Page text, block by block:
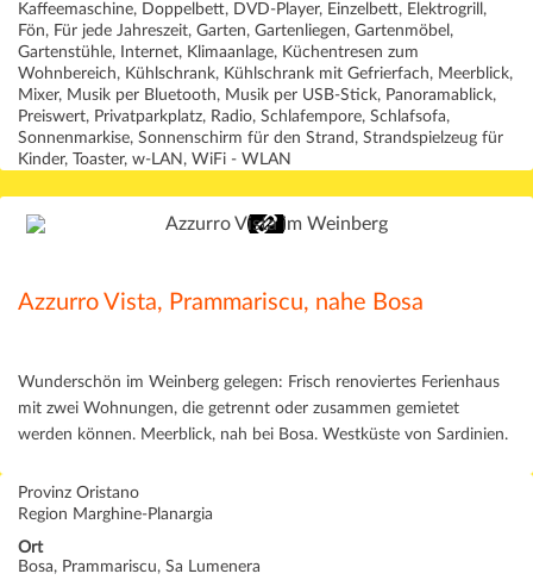
Kaffeemaschine, Doppelbett, DVD-Player, Einzelbett, Elektrogrill,
Fön, Für jede Jahreszeit, Garten, Gartenliegen, Gartenmöbel,
Gartenstühle, Internet, Klimaanlage, Küchentresen zum
Wohnbereich, Kühlschrank, Kühlschrank mit Gefrierfach, Meerblick,
Mixer, Musik per Bluetooth, Musik per USB-Stick, Panoramablick,
Preiswert, Privatparkplatz, Radio, Schlafempore, Schlafsofa,
Sonnenmarkise, Sonnenschirm für den Strand, Strandspielzeug für
Kinder, Toaster, w-LAN, WiFi - WLAN
Azzurro Vista, Prammariscu, nahe Bosa
Wunderschön im Weinberg gelegen: Frisch renoviertes Ferienhaus
mit zwei Wohnungen, die getrennt oder zusammen gemietet
werden können. Meerblick, nah bei Bosa. Westküste von Sardinien.
Provinz Oristano
Region Marghine-Planargia
Ort
Bosa, Prammariscu, Sa Lumenera